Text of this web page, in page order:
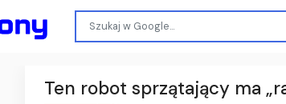
Ten robot sprzątający ma